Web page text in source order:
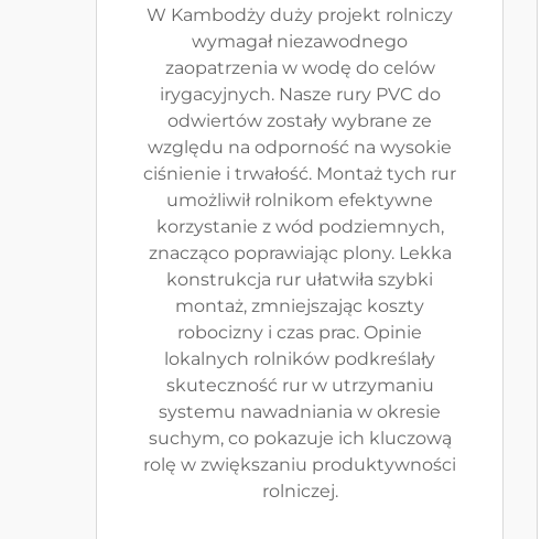
W Kambodży duży projekt rolniczy
wymagał niezawodnego
zaopatrzenia w wodę do celów
irygacyjnych. Nasze rury PVC do
odwiertów zostały wybrane ze
względu na odporność na wysokie
ciśnienie i trwałość. Montaż tych rur
umożliwił rolnikom efektywne
korzystanie z wód podziemnych,
znacząco poprawiając plony. Lekka
konstrukcja rur ułatwiła szybki
montaż, zmniejszając koszty
robocizny i czas prac. Opinie
lokalnych rolników podkreślały
skuteczność rur w utrzymaniu
systemu nawadniania w okresie
suchym, co pokazuje ich kluczową
rolę w zwiększaniu produktywności
rolniczej.